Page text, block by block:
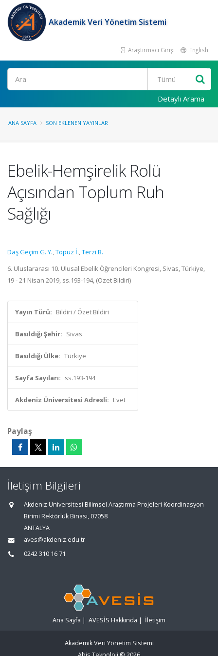
Akademik Veri Yönetim Sistemi
Araştırmacı Girişi English
Ara
Detaylı Arama
ANA SAYFA SON EKLENEN YAYINLAR
Ebelik-Hemşirelik Rolü
Açısından Toplum Ruh
Sağlığı
Daş Geçim G. Y.,Topuz İ.,Terzi B.
6. Uluslararası 10. Ulusal Ebelik Öğrencileri Kongresi, Sivas, Türkiye,
19 - 21 Nisan 2019, ss.193-194, (Özet Bildiri)
Yayın Türü: Bildiri / Özet Bildiri
Basıldığı Şehir: Sivas
Basıldığı Ülke: Türkiye
Sayfa Sayıları: ss.193-194
Akdeniz Üniversitesi Adresli: Evet
Paylaş
İletişim Bilgileri
Akdeniz Üniversitesi Bilimsel Araştırma Projeleri Koordinasyon
Birimi Rektörlük Binası, 07058
ANTALYA
aves@akdeniz.edu.tr
0242 310 16 71
Ana Sayfa | AVESİS Hakkında | İletişim
Akademik Veri Yönetim Sistemi